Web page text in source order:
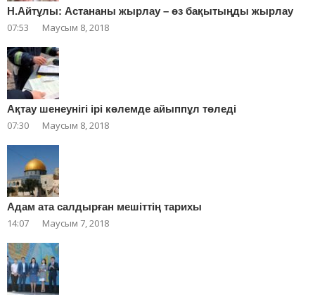
Н.Айтұлы: Астананы жырлау – өз бақытыңды жырлау
07:53 Маусым 8, 2018
Ақтау шенеунігі ірі көлемде айыппұл төледі
07:30 Маусым 8, 2018
Адам ата салдырған мешіттің тарихы
14:07 Маусым 7, 2018